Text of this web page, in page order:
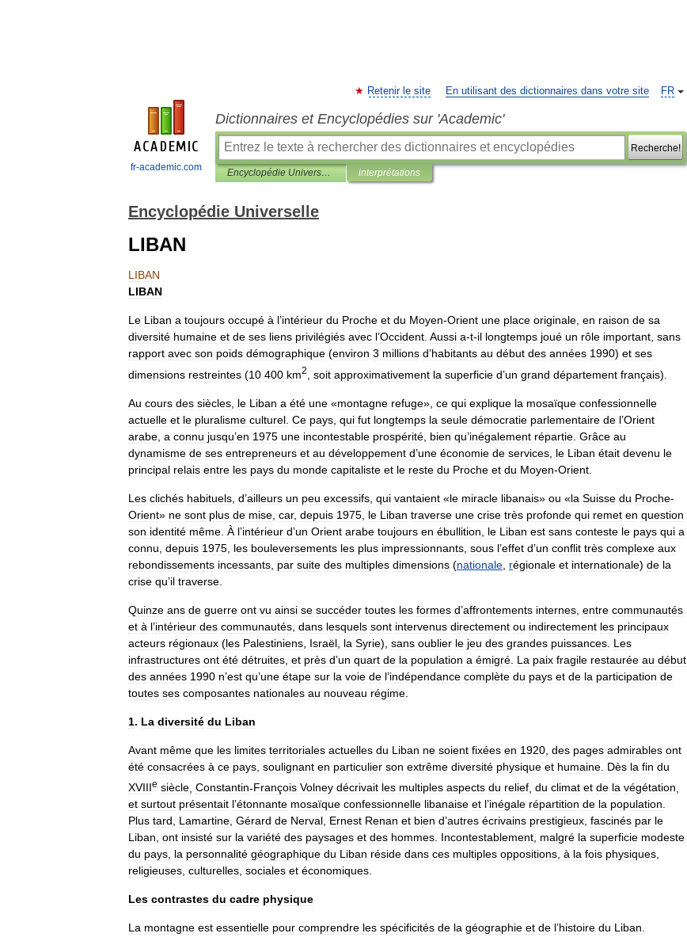
fr-academic.com
FR
Retenir le site En utilisant des dictionnaires dans votre site
Dictionnaires et Encyclopédies sur 'Academic'
Recherche!
Encyclopédie Universelle interprétations
Encyclopédie Universelle
LIBAN
LIBAN
LIBAN
Le Liban a toujours occupé à l’intérieur du Proche et du Moyen-Orient une place originale en raison de sa
diversité humaine et de ses liens privilégiés avec l’Occident Aussi a-t-il longtemps joué un rôle important sans
rapport avec son poids démographique (environ 3 millions d’habitants au début des années 1990) et ses
dimensions restreintes (10 400 km2 soit approximativement la superficie d’un grand département français).
Au cours des siècles le Liban a été une «montagne refuge», ce qui explique la mosaïque confessionnelle
actuelle et le pluralisme culturel Ce pays qui fut longtemps la seule démocratie parlementaire de l’Orient
arabe a connu jusqu’en 1975 une incontestable prospérité bien qu’inégalement répartie Grâce au
dynamisme de ses entrepreneurs et au développement d’une économie de services le Liban était devenu le
principal relais entre les pays du monde capitaliste et le reste du Proche et du Moyen-Orient
Les clichés habituels d’ailleurs un peu excessifs qui vantaient «le miracle libanais» ou «la Suisse du Proche-
Orient» ne sont plus de mise car, depuis 1975 le Liban traverse une crise très profonde qui remet en question
son identité même À l’intérieur d’un Orient arabe toujours en ébullition le Liban est sans conteste le pays qui a
connu depuis 1975 les bouleversements les plus impressionnants sous l’effet d’un conflit très complexe aux
rebondissements incessants par suite des multiples dimensions (nationale régionale et internationale) de la
crise qu’il traverse
Quinze ans de guerre ont vu ainsi se succéder toutes les formes d’affrontements internes entre communautés
et à l’intérieur des communautés dans lesquels sont intervenus directement ou indirectement les principaux
acteurs régionaux (les Palestiniens Israël la Syrie), sans oublier le jeu des grandes puissances Les
infrastructures ont été détruites et près d’un quart de la population a émigré La paix fragile restaurée au début
des années 1990 n’est qu’une étape sur la voie de l’indépendance complète du pays et de la participation de
toutes ses composantes nationales au nouveau régime
1. La diversité du Liban
Avant même que les limites territoriales actuelles du Liban ne soient fixées en 1920 des pages admirables ont
été consacrées à ce pays soulignant en particulier son extrême diversité physique et humaine Dès la fin du
XVIIIe siècle Constantin-François Volney décrivait les multiples aspects du relief du climat et de la végétation
et surtout présentait l’étonnante mosaïque confessionnelle libanaise et l’inégale répartition de la population.
Plus tard, Lamartine, Gérard de Nerval, Ernest Renan et bien d’autres écrivains prestigieux, fascinés par le
Liban, ont insisté sur la variété des paysages et des hommes. Incontestablement, malgré la superficie modeste
du pays, la personnalité géographique du Liban réside dans ces multiples oppositions, à la fois physiques,
religieuses, culturelles, sociales et économiques.
Les contrastes du cadre physique
La montagne est essentielle pour comprendre les spécificités de la géographie et de l’histoire du Liban.